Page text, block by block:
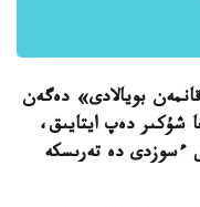
بويالادى» دەگەن
شۇكىر دەپ ايتايىق،
ءسوزدى دە تەرىسكە